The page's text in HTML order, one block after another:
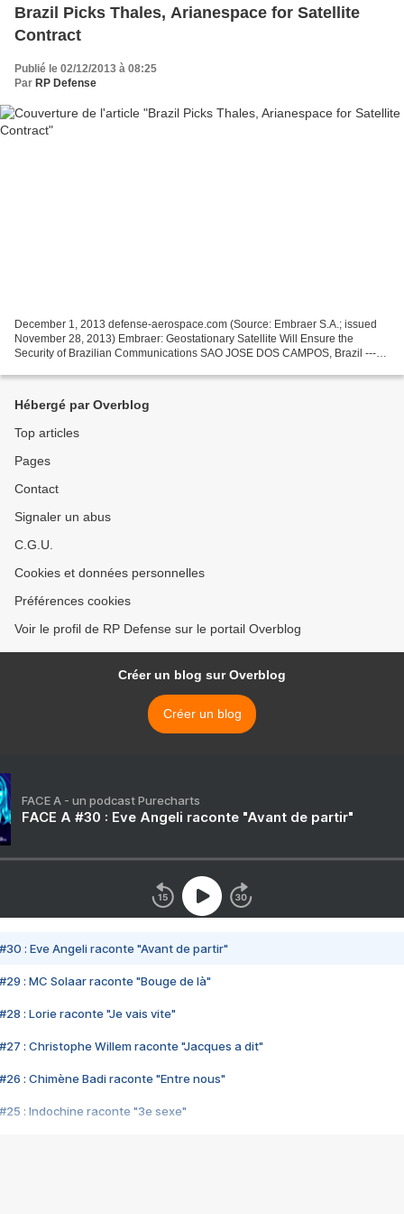
Brazil Picks Thales, Arianespace for Satellite
Contract
Publié le 02/12/2013 à 08:25
Par RP Defense
December 1, 2013 defense-aerospace.com (Source: Embraer S.A.; issued
November 28, 2013) Embraer: Geostationary Satellite Will Ensure the
Security of Brazilian Communications SAO JOSE DOS CAMPOS, Brazil ---
Hébergé par Overblog
Top articles
Pages
Contact
Signaler un abus
C.G.U.
Cookies et données personnelles
Préférences cookies
Voir le profil de RP Defense sur le portail Overblog
Créer un blog sur Overblog
Créer un blog
FACE A - un podcast Purecharts
FACE A #30 : Eve Angeli raconte "Avant de partir"
#30 : Eve Angeli raconte "Avant de partir"
#29 : MC Solaar raconte "Bouge de là"
#28 : Lorie raconte "Je vais vite"
#27 : Christophe Willem raconte "Jacques a dit"
#26 : Chimène Badi raconte "Entre nous"
#25 : Indochine raconte "3e sexe"